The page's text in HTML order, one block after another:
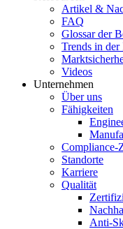
Artikel &
FAQ
Glossar der
Trends in der
Videos
Unternehmen
Über uns
Fähigkeiten
Compliance-
Standorte
Karriere
Qualität
Anti-